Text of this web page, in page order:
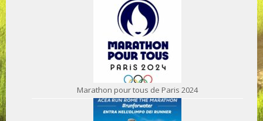
Marathon pour tous de Paris 2024